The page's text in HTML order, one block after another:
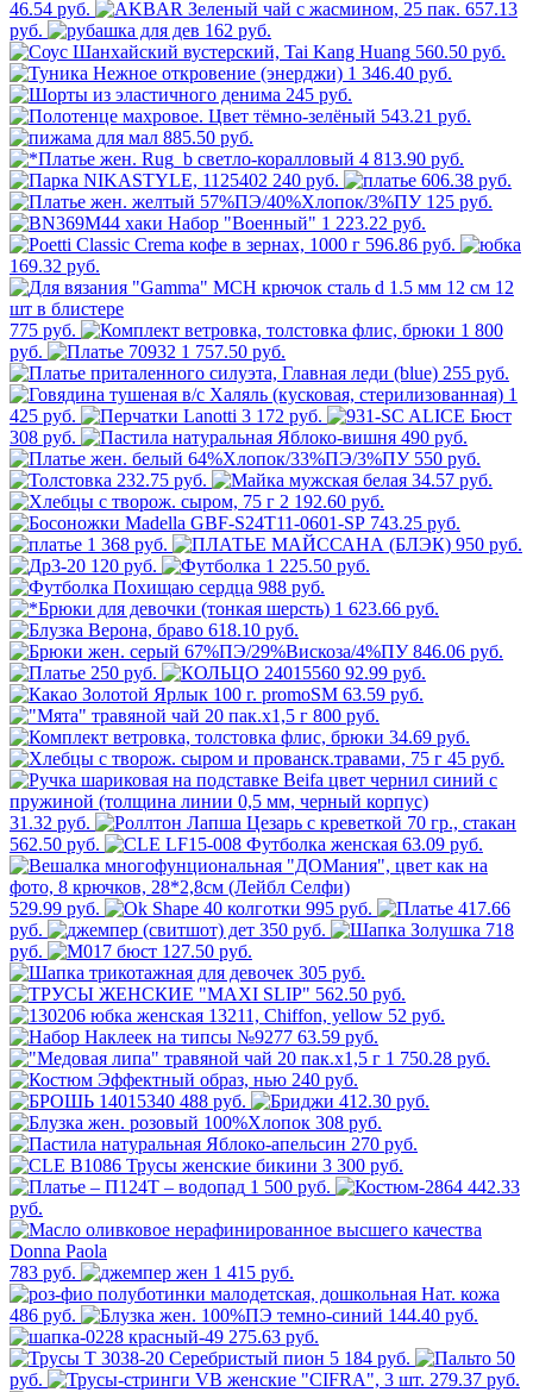
46.54 руб.
657.13
руб.
162 руб.
560.50 руб.
1 346.40 руб.
245 руб.
543.21 руб.
885.50 руб.
4 813.90 руб.
240 руб.
606.38 руб.
125 руб.
1 223.22 руб.
596.86 руб.
169.32 руб.
775 руб.
1 800
руб.
1 757.50 руб.
255 руб.
1
425 руб.
3 172 руб.
308 руб.
490 руб.
550 руб.
232.75 руб.
34.57 руб.
2 192.60 руб.
743.25 руб.
1 368 руб.
950 руб.
120 руб.
1 225.50 руб.
988 руб.
1 623.66 руб.
618.10 руб.
846.06 руб.
250 руб.
92.99 руб.
63.59 руб.
800 руб.
34.69 руб.
45 руб.
31.32 руб.
562.50 руб.
63.09 руб.
529.99 руб. 995 руб.
417.66
руб.
350 руб.
718
руб.
127.50 руб.
305 руб.
562.50 руб.
52 руб.
63.59 руб.
1 750.28 руб.
240 руб.
488 руб.
412.30 руб.
308 руб.
270 руб.
3 300 руб.
1 500 руб.
442.33
руб.
783 руб. 1 415 руб.
486 руб.
144.40 руб.
275.63 руб.
5 184 руб.
50
руб.
279.37 руб.